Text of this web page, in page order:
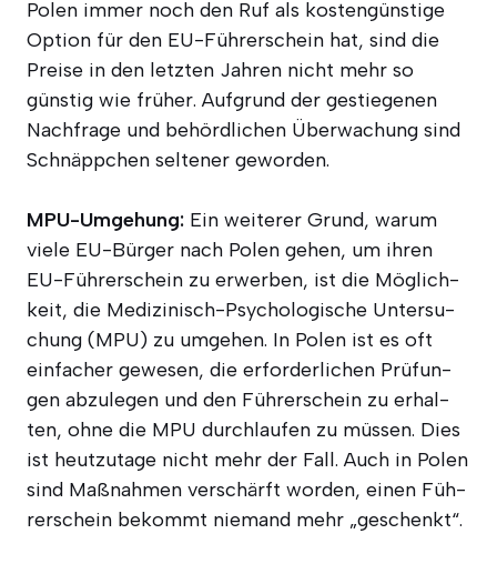
Polen immer noch den Ruf als kos­ten­güns­ti­ge
Opti­on für den EU-Füh­rer­schein hat, sind die
Prei­se in den letz­ten Jah­ren nicht mehr so
güns­tig wie frü­her. Auf­grund der gestie­ge­nen
Nach­fra­ge und behörd­li­chen Über­wa­chung sind
Schnäpp­chen sel­te­ner geworden.
MPU-Umge­hung: Ein wei­te­rer Grund, war­um
vie­le EU-Bür­ger nach Polen gehen, um ihren
EU-Füh­rer­schein zu erwer­ben, ist die Mög­lich­
keit, die Medi­zi­nisch-Psy­cho­lo­gi­sche Unter­su­
chung (MPU) zu umge­hen. In Polen ist es oft
ein­fa­cher gewe­sen, die erfor­der­li­chen Prü­fun­
gen abzu­le­gen und den Füh­rer­schein zu erhal­
ten, ohne die MPU durch­lau­fen zu müs­sen. Dies
ist heut­zu­ta­ge nicht mehr der Fall. Auch in Polen
sind Maß­nah­men ver­schärft wor­den, einen Füh­
rer­schein bekommt nie­mand mehr „geschenkt“.